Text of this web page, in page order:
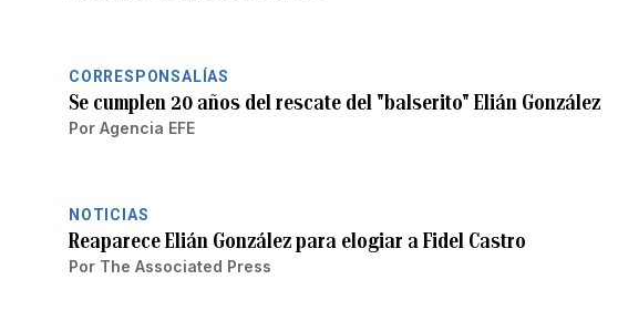
CORRESPONSALÍAS
Se cumplen 20 años del rescate del "balserito" Elián González
Por Agencia EFE
NOTICIAS
Reaparece Elián González para elogiar a Fidel Castro
Por The Associated Press